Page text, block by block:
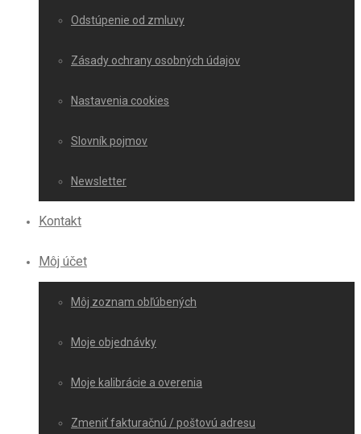
Odstúpenie od zmluvy
Zásady ochrany osobných údajov
Nastavenia cookies
Slovník pojmov
Newsletter
Kontakt
Môj účet
Môj zoznam obľúbených
Moje objednávky
Moje kalibrácie a overenia
Zmeniť fakturačnú / poštovú adresu